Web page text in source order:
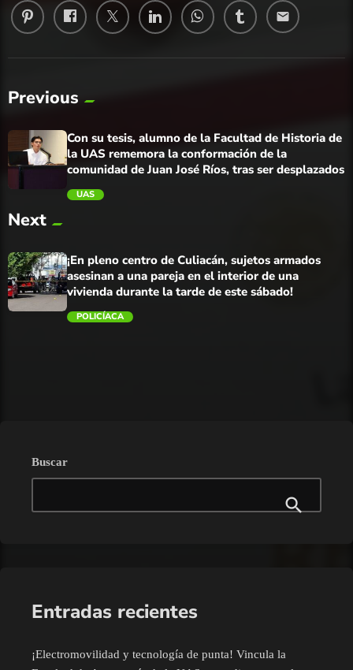
email
Previous
Con su tesis, alumno de la Facultad de Historia de
la UAS rememora la conformación de la
comunidad de Juan José Ríos, tras ser desplazados
UAS
Next
¡En pleno centro de Culiacán, sujetos armados
asesinan a una pareja en el interior de una
vivienda durante la tarde de este sábado!
POLICÍACA
Buscar
Entradas recientes
¡Electromovilidad y tecnología de punta! Vincula la